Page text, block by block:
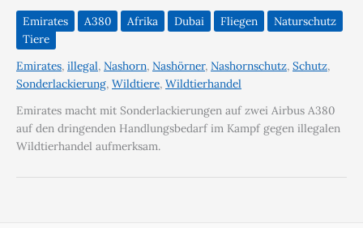
Emirates A380 Afrika Dubai Fliegen
Naturschutz
Tiere
Emirates, illegal, Nashorn, Nashörner, Nashornschutz, Schutz,
Sonderlackierung, Wildtiere, Wildtierhandel
Emirates macht mit Sonderlackierungen auf zwei Airbus A380
auf den dringenden Handlungsbedarf im Kampf gegen illegalen
Wildtierhandel aufmerksam.